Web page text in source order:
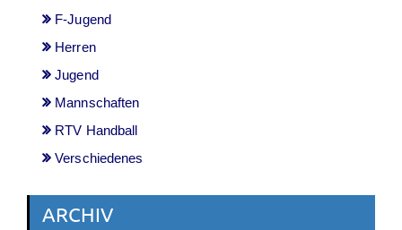
F-Jugend
Herren
Jugend
Mannschaften
RTV Handball
Verschiedenes
ARCHIV